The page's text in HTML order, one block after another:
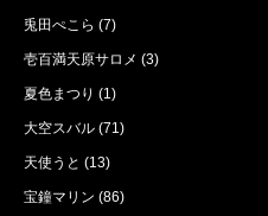
兎田ぺこら (7)
壱百満天原サロメ (3)
夏色まつり (1)
大空スバル (71)
天使うと (13)
宝鐘マリン (86)